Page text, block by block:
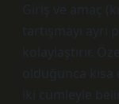
Giriş ve amaç
tartışmayı ayrı
kolaylaştırır.
olduğunca kısa
iki cümleyle